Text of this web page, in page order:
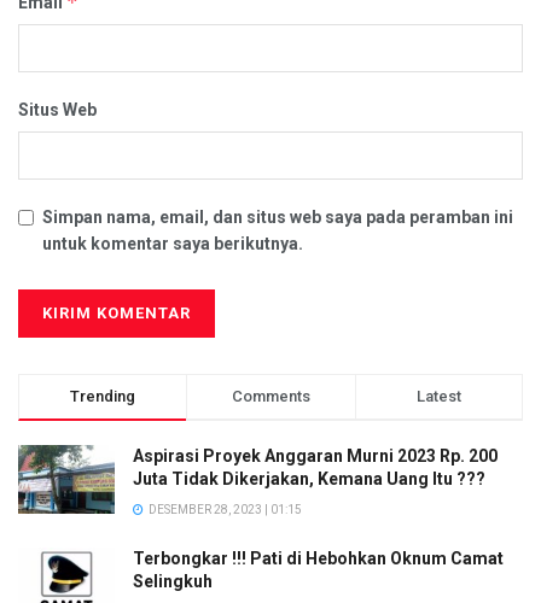
Situs Web
Simpan nama, email, dan situs web saya pada peramban ini
untuk komentar saya berikutnya.
Trending Comments Latest
Aspirasi Proyek Anggaran Murni 2023 Rp. 200
Juta Tidak Dikerjakan, Kemana Uang Itu ???
DESEMBER 28, 2023 | 01:15
Terbongkar !!! Pati di Hebohkan Oknum Camat
Selingkuh